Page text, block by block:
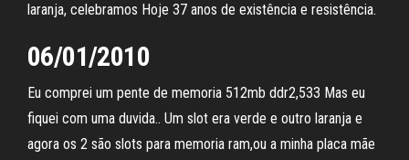
laranja, celebramos Hoje 37 anos de existência e resistência.
06/01/2010
Eu comprei um pente de memoria 512mb ddr2,533 Mas eu
fiquei com uma duvida.. Um slot era verde e outro laranja e
agora os 2 são slots para memoria ram,ou a minha placa mãe